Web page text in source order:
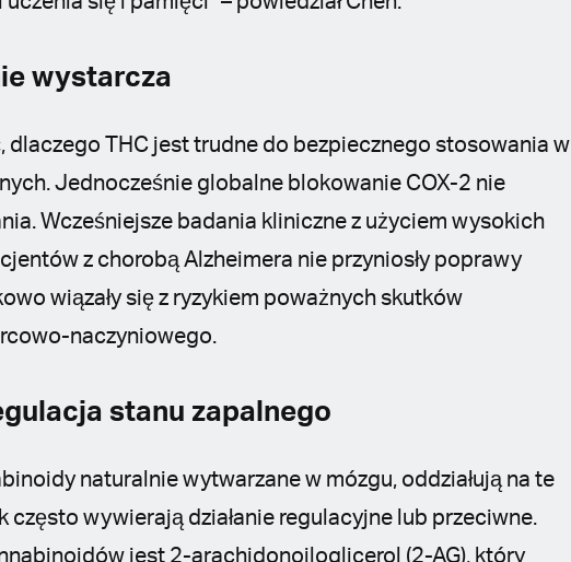
wystarcza
dlaczego THC jest trudne do bezpiecznego stosowania w
Jednocześnie globalne blokowanie COX-2 nie
Wcześniejsze badania kliniczne z użyciem wysokich
z chorobą Alzheimera nie przyniosły poprawy
wiązały się z ryzykiem poważnych skutków
naczyniowego.
stanu zapalnego
naturalnie wytwarzane w mózgu, oddziałują na te
często wywierają działanie regulacyjne lub przeciwne.
jest 2-arachidonoiloglicerol (2-AG), który